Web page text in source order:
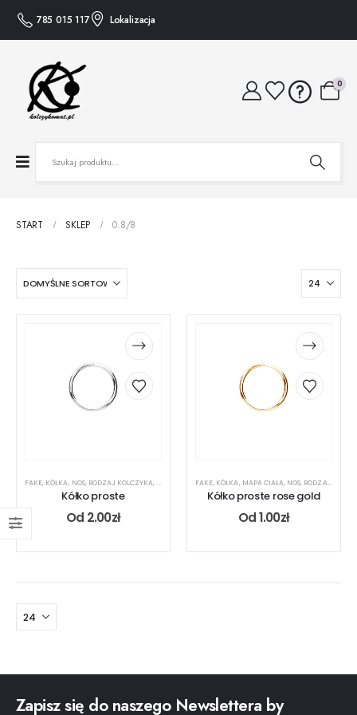
785 015 117 Lokalizacja
0
START SKLEP 0.8/8
FAKE, KÓŁKA, NOS, RODZAJ KOLCZYKA, UCHO USTA
Kółko proste
Od 2.00zł
FAKE, KÓŁKA, MAPA CIAŁA, NOS, RODZAJ KOLCZYKA
Kółko proste rose gold
Od1.00zł
Zapisz się do naszego Newslettera by